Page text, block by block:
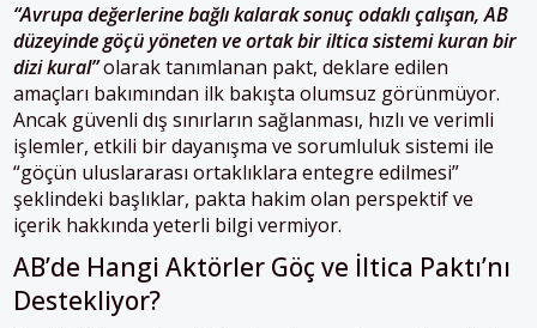
“Avrupa değerlerine bağlı kalarak sonuç odaklı çalışan, AB
düzeyinde göçü yöneten ve ortak bir iltica sistemi kuran bir
dizi kural”olarak tanımlanan pakt, deklare edilen
amaçları bakımından ilk bakışta olumsuz görünmüyor.
Ancak güvenli dış sınırların sağlanması, hızlı ve verimli
işlemler, etkili bir dayanışma ve sorumluluk sistemi ile
“göçün uluslararası ortaklıklara entegre edilmesi”
şeklindeki başlıklar, pakta hakim olan perspektif ve
içerik hakkında yeterli bilgi vermiyor.
AB’de Hangi Aktörler Göç ve İltica Paktı’nı
Destekliyor?